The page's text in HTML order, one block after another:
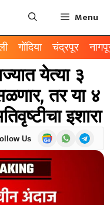
Menu
गोंदिया चंद्रपूर
येत्या ३
तर या ४
इशारा
Us